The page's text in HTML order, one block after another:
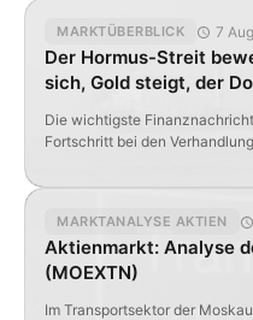
MARKTÜBERBLICK 7
Der Hormus-Streit
sich, Gold steigt, der
Die wichtigste
Fortschritt bei den
Schwächung des US-Dollars.
einen vollzogenen
MARKTANALYSE AKTIEN
Aktienmarkt: Analyse
(MOEXTN)
Im Transportsektor der